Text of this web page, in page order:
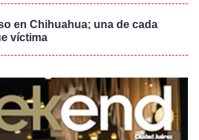
en Chihuahua; una de cada
víctima